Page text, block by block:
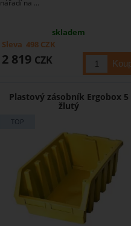
nářadí na ...
skladem
2 819 CZK
Sleva 498 CZK
Plastový zásobník Ergobox 5
žlutý